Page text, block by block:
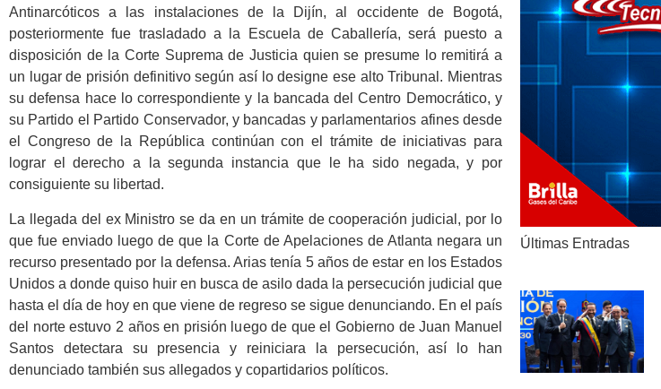
Antinarcóticos a las instalaciones de la Dijín, al occidente de Bogotá,
posteriormente fue trasladado a la Escuela de Caballería, será puesto a
disposición de la Corte Suprema de Justicia quien se presume lo remitirá a
un lugar de prisión definitivo según así lo designe ese alto Tribunal. Mientras
su defensa hace lo correspondiente y la bancada del Centro Democrático, y
su Partido el Partido Conservador, y bancadas y parlamentarios afines desde
el Congreso de la República continúan con el trámite de iniciativas para
lograr el derecho a la segunda instancia que le ha sido negada, y por
consiguiente su libertad.
La llegada del ex Ministro se da en un trámite de cooperación judicial, por lo
que fue enviado luego de que la Corte de Apelaciones de Atlanta negara un
recurso presentado por la defensa. Arias tenía 5 años de estar en los Estados
Unidos a donde quiso huir en busca de asilo dada la persecución judicial que
hasta el día de hoy en que viene de regreso se sigue denunciando. En el país
del norte estuvo 2 años en prisión luego de que el Gobierno de Juan Manuel
Santos detectara su presencia y reiniciara la persecución, así lo han
denunciado también sus allegados y copartidarios políticos.
Últimas Entradas